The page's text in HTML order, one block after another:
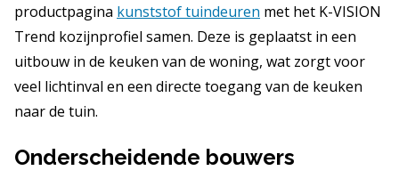
productpagina kunststof tuindeuren met het K-VISION
Trend kozijnprofiel samen. Deze is geplaatst in een
uitbouw in de keuken van de woning, wat zorgt voor
veel lichtinval en een directe toegang van de keuken
naar de tuin.
Onderscheidende bouwers